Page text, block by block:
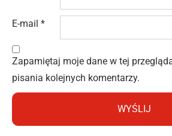
E-mail *
Zapamiętaj moje dane w tej
pisania kolejnych komentarzy.